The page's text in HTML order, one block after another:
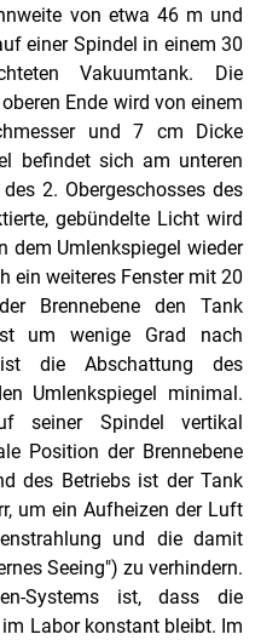
von etwa 46 m und
einer Spindel in einem 30
Vakuumtank. Die
Ende wird von einem
und 7 cm Dicke
befindet sich am unteren
2. Obergeschosses des
gebündelte Licht wird
dem Umlenkspiegel wieder
ein weiteres Fenster mit 20
Brennebene den Tank
um wenige Grad nach
die Abschattung des
Umlenkspiegel minimal.
seiner Spindel vertikal
Position der Brennebene
des Betriebs ist der Tank
um ein Aufheizen der Luft
und die damit
Seeing") zu verhindern.
Systems ist, dass die
Labor konstant bleibt. Im